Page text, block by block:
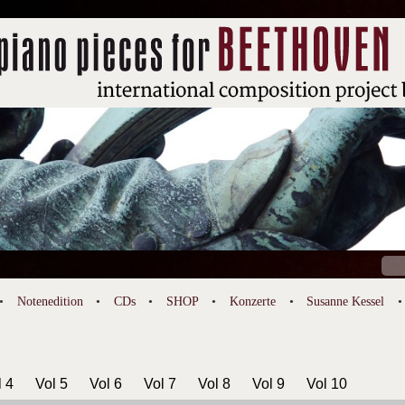
Notenedition CDs SHOP Konzerte Susanne Kessel
4 Vol 5 Vol 6 Vol 7 Vol 8 Vol 9 Vol 10